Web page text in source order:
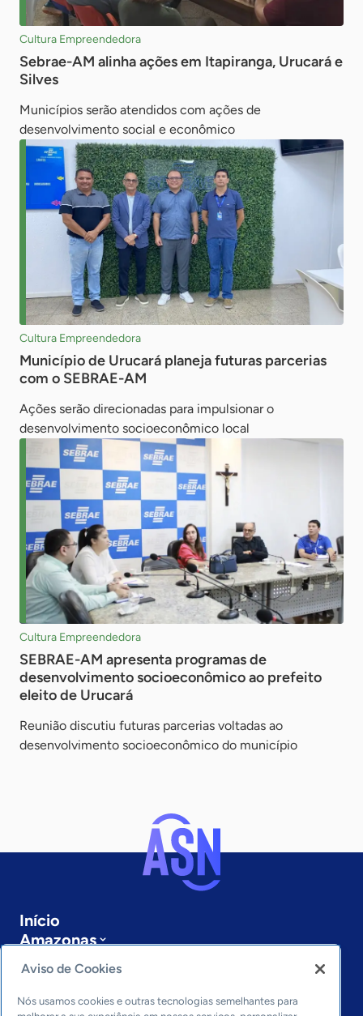
Cultura Empreendedora
Sebrae-AM alinha ações em Itapiranga, Urucará e
Silves
Municípios serão atendidos com ações de
desenvolvimento social e econômico
Cultura Empreendedora
Município de Urucará planeja futuras parcerias
com o SEBRAE-AM
Ações serão direcionadas para impulsionar o
desenvolvimento socioeconômico local
Cultura Empreendedora
SEBRAE-AM apresenta programas de
desenvolvimento socioeconômico ao prefeito
eleito de Urucará
Reunião discutiu futuras parcerias voltadas ao
desenvolvimento socioeconômico do município
Início
Amazonas
Sobre a ASN
Últimas notícias
Entre em contato
Aviso de Cookies
Nós usamos cookies e outras tecnologias semelhantes para